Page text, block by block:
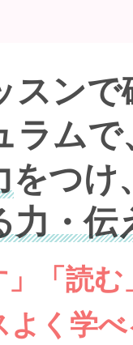
スン
ラムで
をつけ
力・伝
」「読
よく学